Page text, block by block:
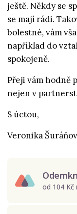
ještě. Někdy se
se mají rádi.
bolestné, vám
například do
spokojeně.
Přeji vám hodně
nejen v
S úctou,
Veronika
od 104 Kč